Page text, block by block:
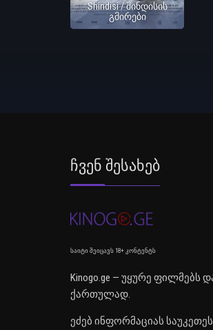
Shindisi / შინდისის
გმირები
Ჩვენ Შესახებ
საიტი შეიცავს 18+ კონტენტს
Kinogo.ge — უყურე ფილმებს
ქართულად.
ეძებ ინფორმაციას